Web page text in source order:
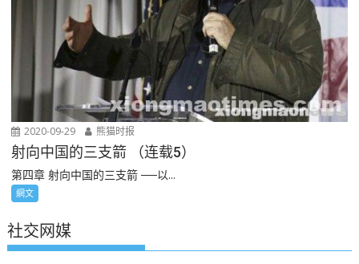
2020-09-29 熊猫时报
射向中国的三支箭 （连载5）
第四章 射向中国的三支箭 ──以...
網文
社交网媒